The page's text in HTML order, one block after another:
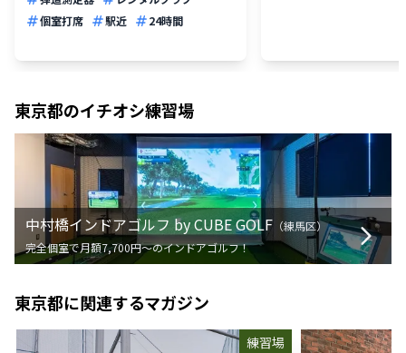
個室打席
駅近 24時間
東京都のイチオシ練習場
中村橋インドアゴルフ by CUBE GOLF （練馬区）
完全個室で月額7,700円〜のインドアゴルフ！
東京都に関連するマガジン
練習場